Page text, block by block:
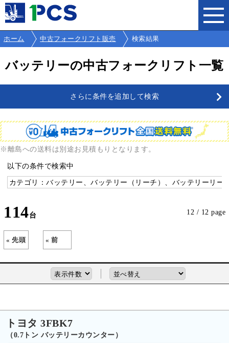
ホーム 中古フォークリフト販売 検索結果
バッテリーの中古フォークリフト一覧
さらに条件を追加して検索
※離島への送料は別途お見積もりとなります。
以下の条件で検索中
カテゴリ：バッテリー、バッテリー（リーチ）、バッテリーリー
114 12 / 12 page
« 先頭 « 前
トヨタ 3FBK7
（0.7トン バッテリーカウンター）